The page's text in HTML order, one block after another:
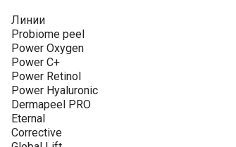
Линии
Probiome peel
Power Oxygen
Power C+
Power Retinol
Power Hyaluronic
Dermapeel PRO
Eternal
Corrective